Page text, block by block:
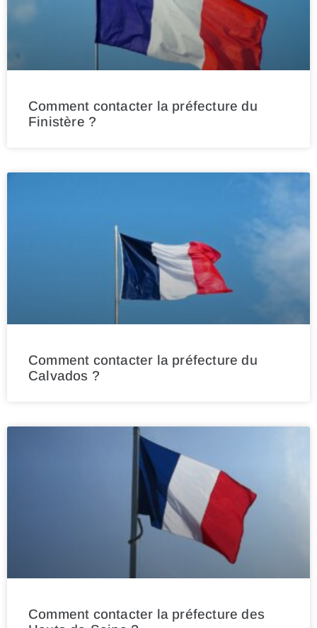
Comment contacter la préfecture du
Finistère ?
Comment contacter la préfecture du
Calvados ?
Comment contacter la préfecture des